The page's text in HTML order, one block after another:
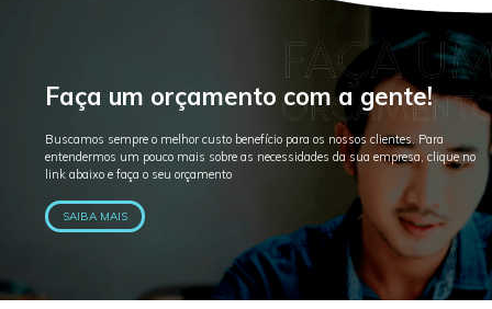
Faça um orçamento com a gente!
Buscamos sempre o melhor custo benefício para os nossos clientes. Para
entendermos um pouco mais sobre as necessidades da sua empresa, clique no
link abaixo e faça o seu orçamento
SAIBA MAIS